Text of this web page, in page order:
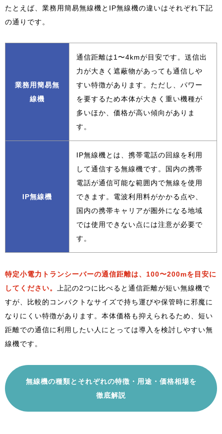
たとえば、業務用簡易無線機とIP無線機の違いはそれぞれ下記
の通りです。
業務用簡易無
線機
通信距離は1〜4kmが目安です。送信出
力が大きく遮蔽物があっても通信しや
すい特徴があります。ただし、パワー
を要するため本体が大きく重い機種が
多いほか、価格が高い傾向がありま
す。
IP無線機
IP無線機とは、携帯電話の回線を利用
して通信する無線機です。国内の携帯
電話が通信可能な範囲内で無線を使用
できます。電波利用料がかかる点や、
国内の携帯キャリアが圏外になる地域
では使用できない点には注意が必要で
す。
特定小電力トランシーバーの通信距離は、100〜200mを目安に
してください。
上記の2つに比べると通信距離が短い無線機で
すが、比較的コンパクトなサイズで持ち運びや保管時に邪魔に
なりにくい特徴があります。本体価格も抑えられるため、短い
距離での通信に利用したい人にとっては導入を検討しやすい無
線機です。
無線機の種類とそれぞれの特徴・用途・価格相場を
徹底解説